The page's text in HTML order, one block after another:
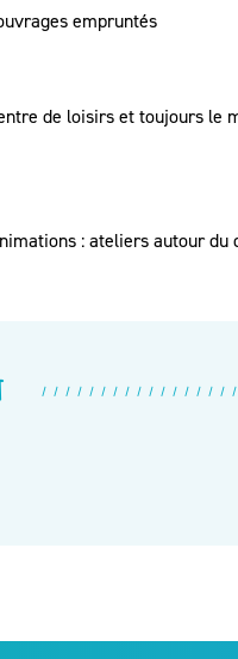
empruntés
de loisirs et toujours le
: ateliers autour du